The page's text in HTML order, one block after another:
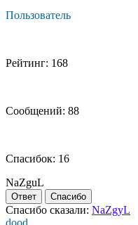
Пользователь
Рейтинг: 168
Сообщений: 88
Спасибок: 16
NaZguL
Ответ Спасибо
Спасибо сказали: NaZgyL